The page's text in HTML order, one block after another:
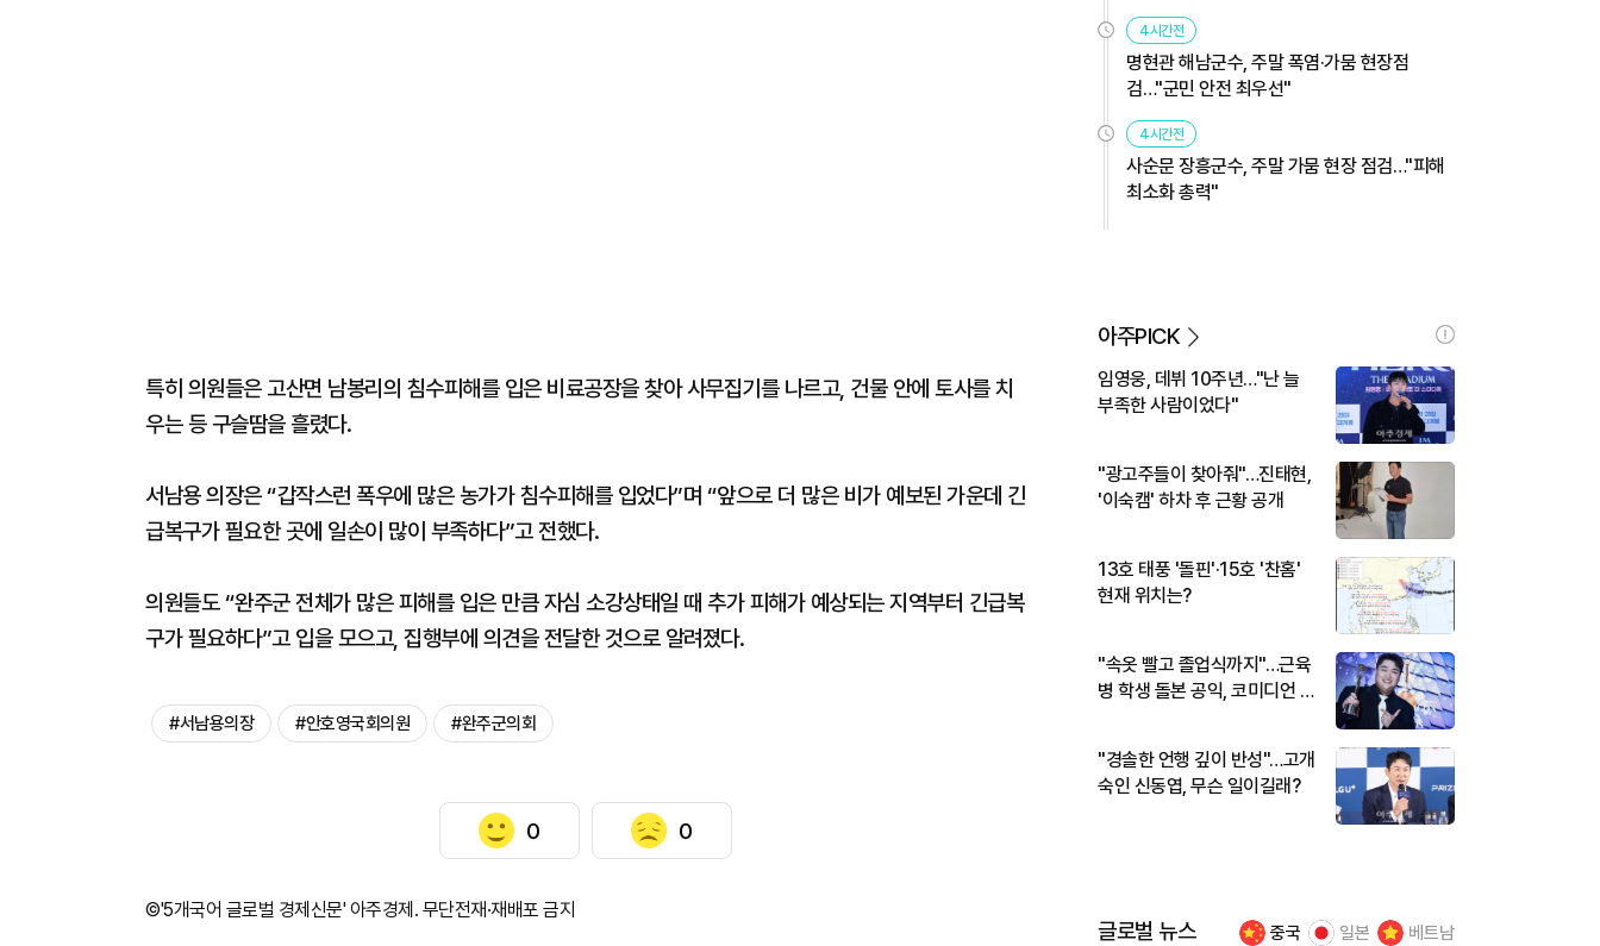
특히 의원들은 고산면 남봉리의 침수피해를 입은 비료공장을 찾아 사무집기를 나르고, 건물 안에 토사를 치
우는 등 구슬땀을 흘렸다.
서남용 의장은 “갑작스런 폭우에 많은 농가가 침수피해를 입었다”며 “앞으로 더 많은 비가 예보된 가운데 긴
급복구가 필요한 곳에 일손이 많이 부족하다”고 전했다.
의원들도 “완주군 전체가 많은 피해를 입은 만큼 자심 소강상태일 때 추가 피해가 예상되는 지역부터 긴급복
구가 필요하다”고 입을 모으고, 집행부에 의견을 전달한 것으로 알려졌다.
#서남용의장 #안호영국회의원 #완주군의회
0 0
©'5개국어 글로벌 경제신문' 아주경제. 무단전재·재배포 금지
4시간전
명현관 해남군수, 주말 폭염·가뭄 현장점
검…"군민 안전 최우선"
4시간전
사순문 장흥군수, 주말 가뭄 현장 점검…"피해
최소화 총력"
아주PICK
임영웅, 데뷔 10주년…"난 늘
부족한 사람이었다"
"광고주들이 찾아줘"…진태현,
'이숙캠' 하차 후 근황 공개
13호 태풍 '돌핀'·15호 '찬홈'
현재 위치는?
"속옷 빨고 졸업식까지"…근육
병 학생 돌본 공익, 코미디언 김
"경솔한 언행 깊이 반성"…고개
숙인 신동엽, 무슨 일이길래?
글로벌 뉴스 중국 일본 베트남